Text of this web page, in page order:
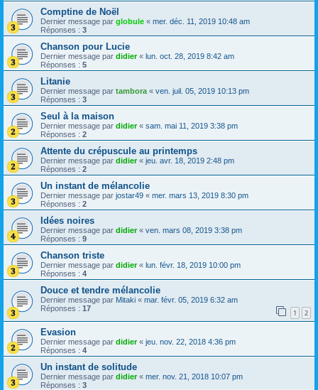
Comptine de Noël
Dernier message par globule « mer. déc. 11, 2019 10:48 am
Réponses : 3
Chanson pour Lucie
Dernier message par didier« lun. oct. 28, 2019 8:42 am
Réponses : 5
Litanie
Dernier message par tambora « ven. juil. 05, 2019 10:13 pm
Réponses : 3
Seul à la maison
Dernier message par didier« sam. mai 11, 2019 3:38 pm
Réponses : 2
Attente du crépuscule au printemps
Dernier message par didier« jeu. avr. 18, 2019 2:48 pm
Réponses : 2
Un instant de mélancolie
Dernier message par jostar49 « mer. mars 13, 2019 8:30 pm
Réponses : 2
Idées noires
Dernier message par didier« ven. mars 08, 2019 3:38 pm
Réponses : 9
Chanson triste
Dernier message par didier« lun. févr. 18, 2019 10:00 pm
Réponses : 4
Douce et tendre mélancolie
Dernier message par Mitaki « mar. févr. 05, 2019 6:32 am
Réponses : 17 1 2
Evasion
Dernier message par didier« jeu. nov. 22, 2018 4:36 pm
Réponses : 4
Un instant de solitude
Dernier message par didier« mer. nov. 21, 2018 10:07 pm
Réponses : 3